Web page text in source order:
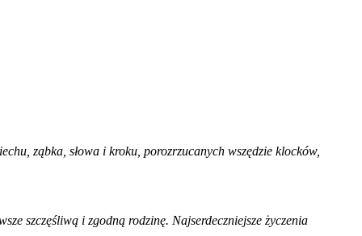
ząbka, słowa i kroku, porozrzucanych wszędzie klocków,
szczęśliwą i zgodną rodzinę. Najserdeczniejsze życzenia